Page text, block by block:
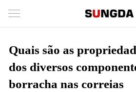
Quais são as
dos diversos
borracha nas correias